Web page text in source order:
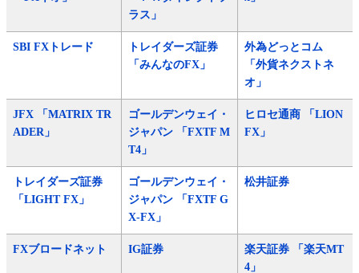
ラス」
SBI FXトレード
トレイダーズ証券
「みんなのFX」
外為どっとコム
「外貨ネクストネ
オ」
JFX 「MATRIX TR
ADER」
ゴールデンウェイ・
ジャパン 「FXTF M
T4」
ヒロセ通商 「LION
FX」
トレイダーズ証券
「LIGHT FX」
ゴールデンウェイ・
ジャパン 「FXTF G
X-FX」
松井証券
FXブロードネット IG証券
楽天証券 「楽天MT
4」